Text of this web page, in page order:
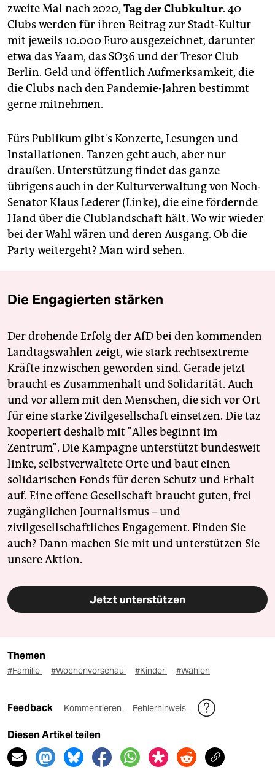
zweite Mal nach 2020, Tag der Clubkultur. 40
Clubs werden für ihren Beitrag zur Stadt-Kultur
mit jeweils 10.000 Euro ausgezeichnet, darunter
etwa das Yaam, das SO36 und der Tresor Club
Berlin. Geld und öffentlich Aufmerksamkeit, die
die Clubs nach den Pandemie-Jahren bestimmt
gerne mitnehmen.
Fürs Publikum gibt's Konzerte, Lesungen und
Installationen. Tanzen geht auch, aber nur
draußen. Unterstützung findet das ganze
übrigens auch in der Kulturverwaltung von Noch-
Senator Klaus Lederer (Linke), die eine fördernde
Hand über die Clublandschaft hält. Wo wir wieder
bei der Wahl wären und deren Ausgang. Ob die
Party weitergeht? Man wird sehen.
Die Engagierten stärken
Der drohende Erfolg der AfD bei den kommenden
Landtagswahlen zeigt, wie stark rechtsextreme
Kräfte inzwischen geworden sind. Gerade jetzt
braucht es Zusammenhalt und Solidarität. Auch
und vor allem mit den Menschen, die sich vor Ort
für eine starke Zivilgesellschaft einsetzen. Die taz
kooperiert deshalb mit "Alles beginnt im
Zentrum". Die Kampagne unterstützt bundesweit
linke, selbstverwaltete Orte und baut einen
solidarischen Fonds für deren Schutz und Erhalt
auf. Eine offene Gesellschaft braucht guten, frei
zugänglichen Journalismus – und
zivilgesellschaftliches Engagement. Finden Sie
auch? Dann machen Sie mit und unterstützen Sie
unsere Aktion.
Jetzt unterstützen
Themen
#Familie #Wochenvorschau #Kinder #Wahlen
Feedback Kommentieren Fehlerhinweis
Diesen Artikel teilen